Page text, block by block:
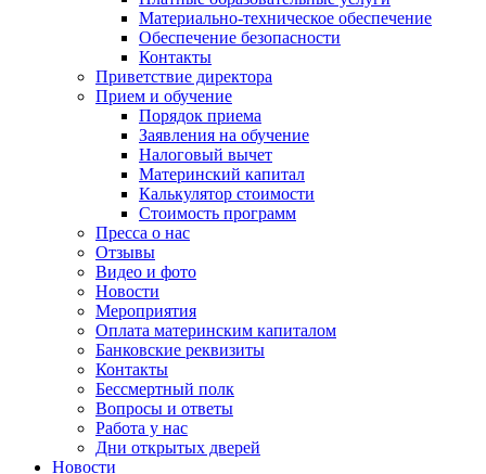
Материально-техническое обеспечение
Обеспечение безопасности
Контакты
Приветствие директора
Прием и обучение
Порядок приема
Заявления на обучение
Налоговый вычет
Материнский капитал
Калькулятор стоимости
Стоимость программ
Пресса о нас
Отзывы
Видео и фото
Новости
Мероприятия
Оплата материнским капиталом
Банковские реквизиты
Контакты
Бессмертный полк
Вопросы и ответы
Работа у нас
Дни открытых дверей
Новости